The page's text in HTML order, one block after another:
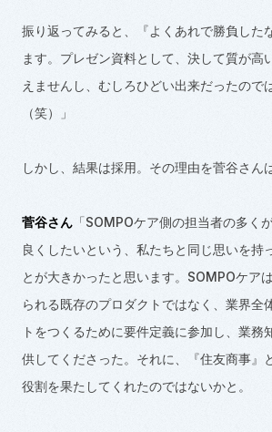
振り返ってみると、『よくあれで勝負した
ます。プレゼン資料として、決して質が高
えませんし、むしろひどい出来だったので
（笑）」
しかし、結果は採用。その理由を菅谷さん
菅谷さん「SOMPOケア側の担当者の多く
良くしたいという、私たちと同じ思いを持
とが大きかったと思います。SOMPOケア
られる既存のプロダクトではなく、業界全
トをつくるために要件定義に参加し、業務
供してくださった。それに、『住友商事』
役割を果たしてくれたのではないかと。